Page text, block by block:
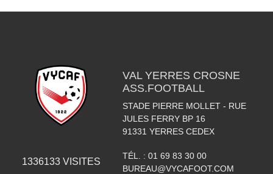
1336133VISITES
VAL YERRES CROSNE
ASS.FOOTBALL
STADE PIERRE MOLLET - RUE
JULES FERRY BP 16
91331 YERRES CEDEX
TÉL. : 01 69 83 30 00
BUREAU@VYCAFOOT.COM